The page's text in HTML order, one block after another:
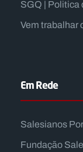
SGQ | Politica
Vem trabalhar
Em Rede
Salesianos
Fundação